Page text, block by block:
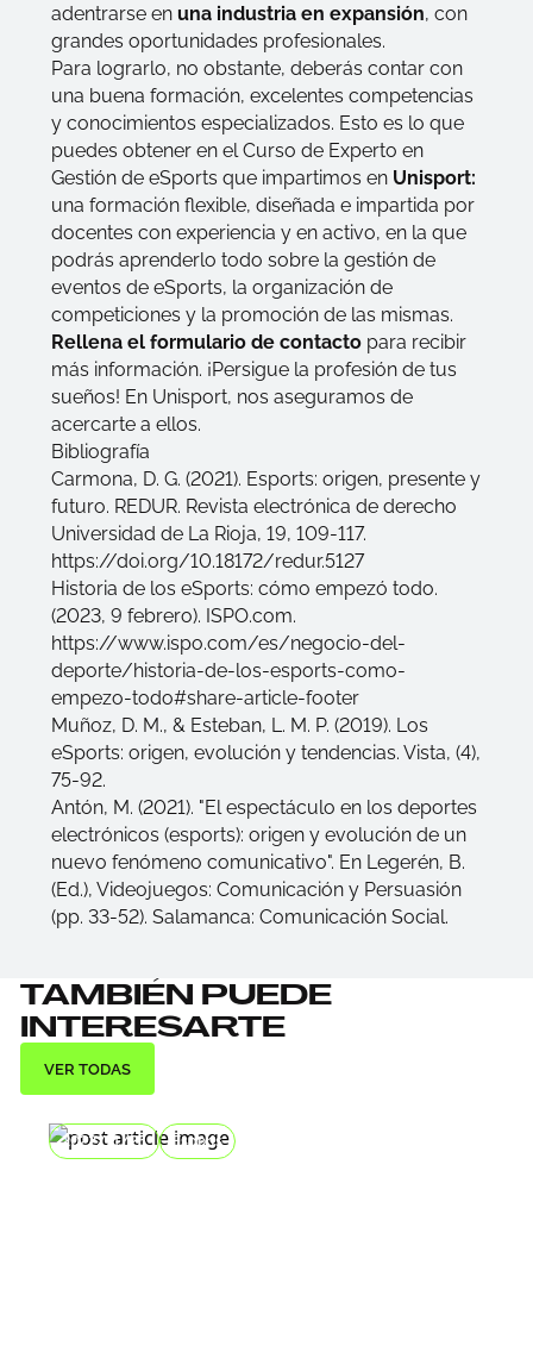
adentrarse enuna industria en expansión, con
grandes oportunidades profesionales.
Para lograrlo, no obstante, deberás contar con
una buena formación, excelentes competencias
y conocimientos especializados. Esto es lo que
puedes obtener en elCurso de Experto en
Gestión de eSports que impartimos en Unisport:
una formación flexible, diseñada e impartida por
docentes con experiencia y en activo, en la que
podrás aprenderlo todo sobre la gestión de
eventos de eSports, la organización de
competiciones y la promoción de las mismas.
Rellena el formulario de contacto para recibir
más información. ¡Persigue la profesión de tus
sueños! En Unisport, nos aseguramos de
acercarte a ellos.
Bibliografía
Carmona, D. G. (2021). Esports: origen, presente y
futuro. REDUR. Revista electrónica de derecho
Universidad de La Rioja, 19, 109-117.
https://doi.org/10.18172/redur.5127
Historia de los eSports: cómo empezó todo.
(2023, 9 febrero). ISPO.com.
https://www.ispo.com/es/negocio-del-
deporte/historia-de-los-esports-como-
empezo-todo#share-article-footer
Muñoz, D. M., & Esteban, L. M. P. (2019). Los
eSports: origen, evolución y tendencias. Vista, (4),
75-92.
Antón, M. (2021). "El espectáculo en los deportes
electrónicos (esports): origen y evolución de un
nuevo fenómeno comunicativo". En Legerén, B.
(Ed.), Videojuegos: Comunicación y Persuasión
(pp. 33-52). Salamanca: Comunicación Social.
TAMBIÉN PUEDE
INTERESARTE
VER TODAS
2022/11/25 Esports